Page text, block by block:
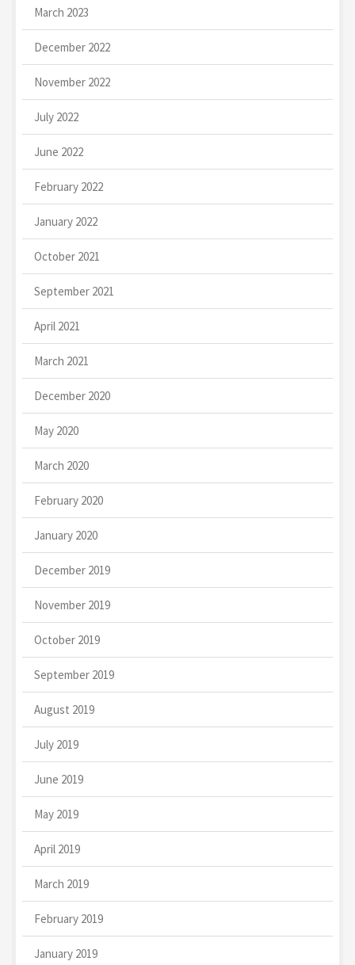
March 2023
December 2022
November 2022
July 2022
June 2022
February 2022
January 2022
October 2021
September 2021
April 2021
March 2021
December 2020
May 2020
March 2020
February 2020
January 2020
December 2019
November 2019
October 2019
September 2019
August 2019
July 2019
June 2019
May 2019
April 2019
March 2019
February 2019
January 2019